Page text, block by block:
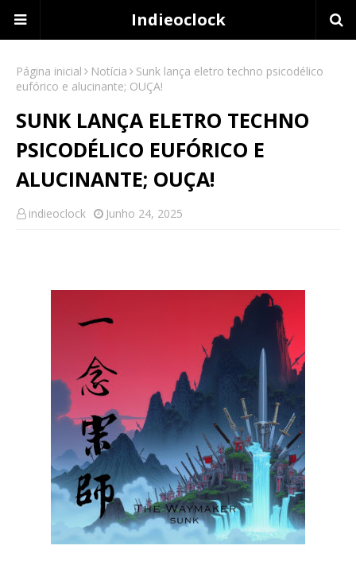
Indieoclock
Página inicial Notícia
Sunk lança eletro techno psicodélico
eufórico e alucinante; OUÇA!
SUNK LANÇA ELETRO TECHNO
PSICODÉLICO EUFÓRICO E
ALUCINANTE; OUÇA!
indieoclock Junho 24, 2025